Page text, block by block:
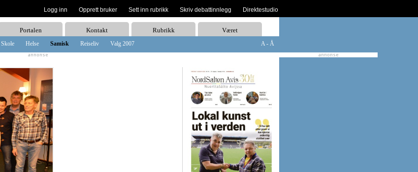
Logg inn Opprett bruker Sett inn rubrikk Skriv debattinnlegg Direktestudio
Portalen Kontakt Rubrikk Været
Skole Helse Samisk Reiseliv Valg 2007 A - Å